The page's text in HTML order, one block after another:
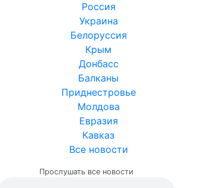
Россия
Украина
Белоруссия
Крым
Донбасс
Балканы
Приднестровье
Молдова
Евразия
Кавказ
Все новости
Прослушать все новости